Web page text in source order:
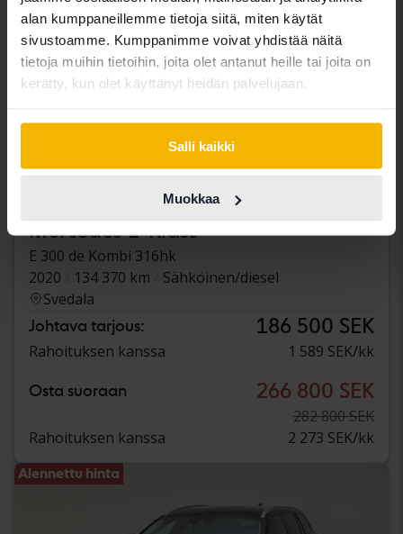
alan kumppaneillemme tietoja siitä, miten käytät
sivustoamme. Kumppanimme voivat yhdistää näitä
tietoja muihin tietoihin, joita olet antanut heille tai joita on
kerätty, kun olet käyttänyt heidän palvelujaan.
Salli kaikki
Muokkaa
Mercedes E-Klass
E 300 de Kombi 316hk
2020
134 370 km
Sähköinen/diesel
Svedala
Johtava tarjous: 186 500 SEK
Rahoituksen kanssa 1 589 SEK/kk
Osta suoraan 266 800 SEK
282 800 SEK
Rahoituksen kanssa
2 273 SEK/kk
Alennettu hinta